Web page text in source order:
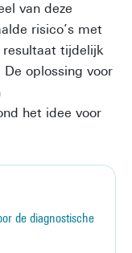
van deze
risico’s met
resultaat tijdelijk
De oplossing voor
het idee voor
de diagnostische